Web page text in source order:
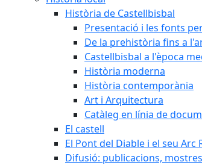
Història de Castellbisbal
Presentació i les fonts
De la prehistòria fins a
Castellbisbal a l'època
Història moderna
Història contemporània
Art i Arquitectura
Catàleg en línia de
El castell
El Pont del Diable i el seu
Difusió: publicacions,